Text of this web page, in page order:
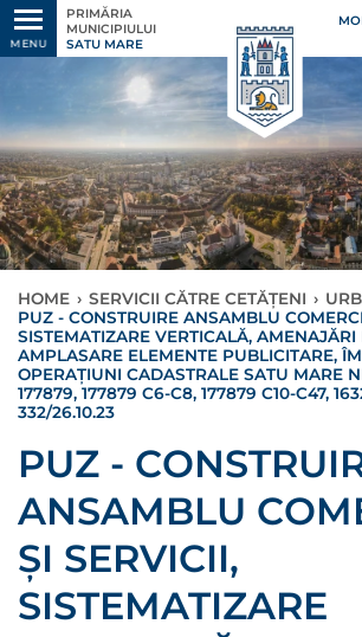
MENU
PRIMĂRIA
MUNICIPIULUI
SATU MARE
HOME › SERVICII CĂTRE CETĂȚENI ›
PUZ - CONSTRUIRE ANSAMBLU
SISTEMATIZARE VERTICALĂ, AMENAJĂRI
AMPLASARE ELEMENTE PUBLICITARE,
OPERAȚIUNI CADASTRALE SATU MARE
177879, 177879 C6-C8, 177879 C10-C47,
332/26.10.23
PUZ -
ANSAMBLU
ȘI SERVICII,
SISTEMATIZARE